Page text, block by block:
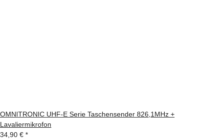
OMNITRONIC UHF-E Serie Taschensender 826,1MHz +
Lavaliermikrofon
34,90 € *